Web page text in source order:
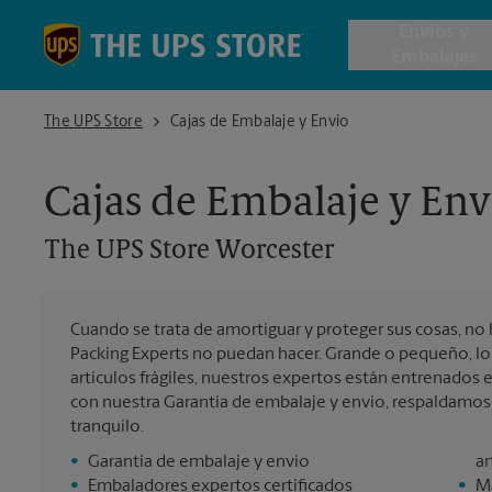
Cajas de
Envío
The UPS Store
The UPS Store WorcesterCajas de Embalaje y Envío
Cajas de Embalaje y
The UPS Store Worcester
Cuando se trata de amortiguar y proteger sus cosas, no
Packing Experts no puedan hacer. Grande o pequeño,
artículos frágiles, nuestros expertos están entrenados
con nuestra Garantía de embalaje y envío,
tranquilo.
• Garantía de embalaje y envío
•
Embaladores expertos certificados
•